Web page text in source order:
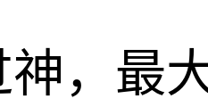
，最